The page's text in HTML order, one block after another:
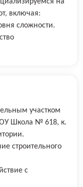
включая:
сложности.
участком
Школа № 618, к.
строительного
с